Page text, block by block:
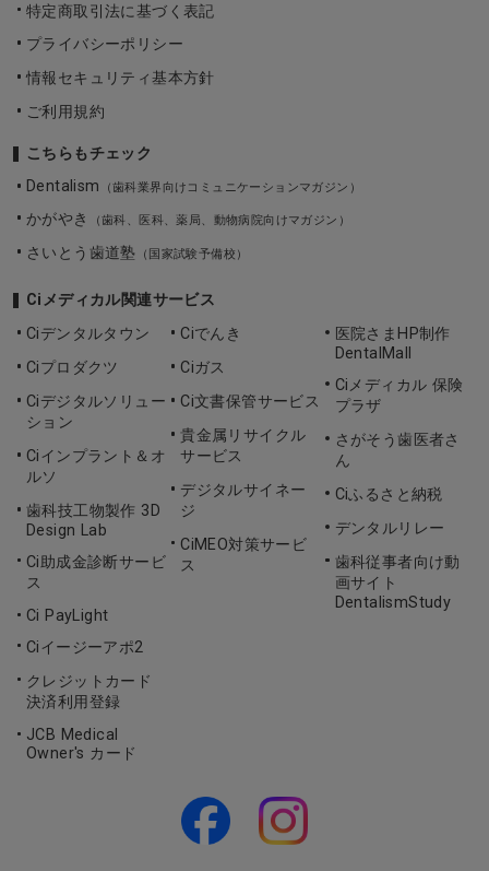
特定商取引法に基づく表記
プライバシーポリシー
情報セキュリティ基本方針
ご利用規約
こちらもチェック
Dentalism
（歯科業界向けコミュニケーションマガジン）
かがやき （歯科、医科、薬局、動物病院向けマガジン）
さいとう歯道塾 （国家試験予備校）
Ciメディカル関連サービス
Ciデンタルタウン
Ciプロダクツ
Ciデジタルソリュー
ション
Ciインプラント＆オ
ルソ
歯科技工物製作 3D
Design Lab
Ci助成金診断サービ
ス
Ci PayLight
Ciイージーアポ2
クレジットカード
決済利用登録
JCB Medical
Owner's カード
Ciでんき
Ciガス
Ci文書保管サービス
貴金属リサイクル
サービス
デジタルサイネー
ジ
CiMEO対策サービ
ス
医院さまHP制作
DentalMall
Ciメディカル 保険
プラザ
さがそう歯医者さ
ん
Ciふるさと納税
デンタルリレー
歯科従事者向け動
画サイト
DentalismStudy